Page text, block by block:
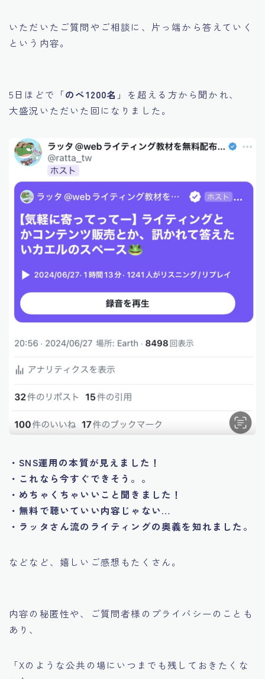
いただいたご質問やご相談に、片っ端から答えていく
という内容。
5日ほどで「のべ1200名 」を超える方から聞かれ、
大盛況いただいた回になりました。
・SNS運用の本質が見えました！
・これなら今すぐできそう。。
・めちゃくちゃいいこと聞きました！
・無料で聴いていい内容じゃない…
・ラッタさん流のライティングの奥義を知れました。
などなど、嬉しいご感想もたくさん。
内容の秘匿性や、ご質問者様のプライバシーのことも
あり、
「Xのような公共の場にいつまでも残しておきたくな